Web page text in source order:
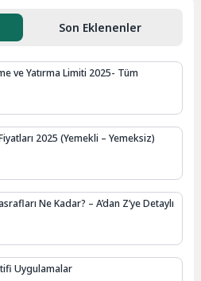
Son Eklenenler
ve Yatırma Limiti 2025- Tüm
2025 (Yemekli – Yemeksiz)
Ne Kadar? – A’dan Z’ye Detaylı
Uygulamalar